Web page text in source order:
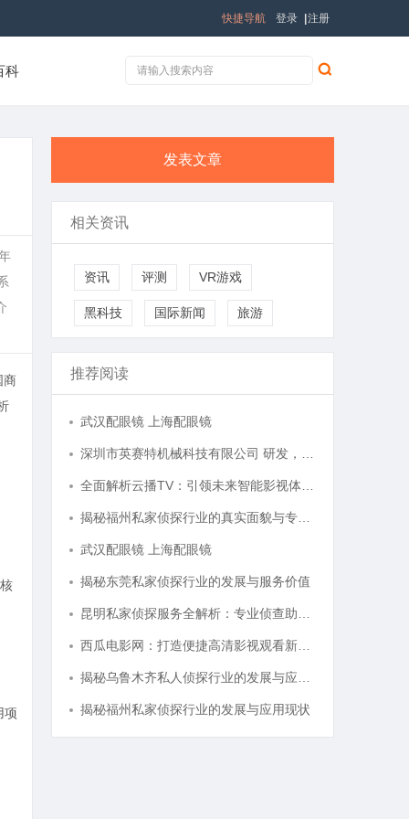
登录 注册
快捷导航
科
商
项
发表文章
相关资讯
资讯 评测 VR游戏
黑科技 国际新闻 旅游
推荐阅读
武汉配眼镜 上海配眼镜
武汉配眼镜 上海配眼镜
揭秘东莞私家侦探行业的发展与服务价值
揭秘福州私家侦探行业的发展与应用现状